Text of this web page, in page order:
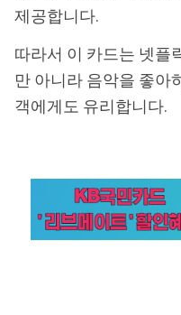
제공합니다.
따라서 이 카드는 넷플
만 아니라 음악을 좋아
객에게도 유리합니다.